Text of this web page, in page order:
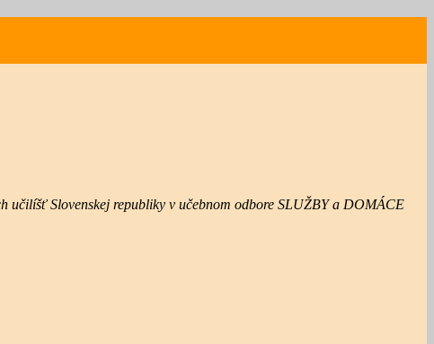
učilíšť Slovenskej republiky v učebnom odbore SLUŽBY a DOMÁCE